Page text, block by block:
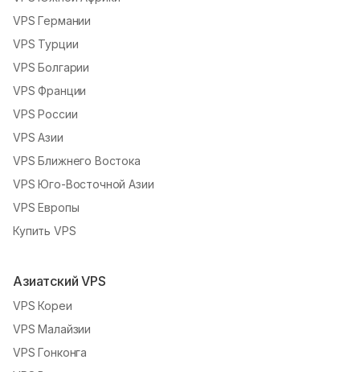
VPS Германии
VPS Турции
VPS Болгарии
VPS Франции
VPS России
VPS Азии
VPS Ближнего Востока
VPS Юго-Восточной Азии
VPS Европы
Купить VPS
Азиатский VPS
VPS Кореи
VPS Малайзии
VPS Гонконга